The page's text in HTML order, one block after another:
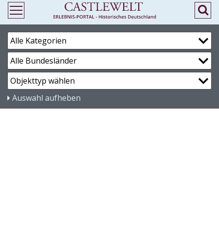
Auswahl aufheben